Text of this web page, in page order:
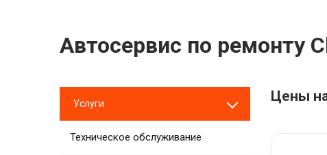
Автосервис по ремонту
Услуги
Техническое обслуживание
Цены